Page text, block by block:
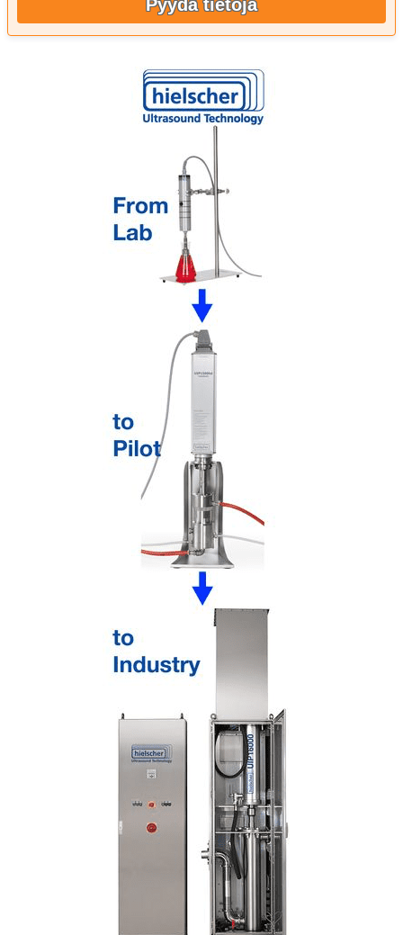
Pyydä tietoja